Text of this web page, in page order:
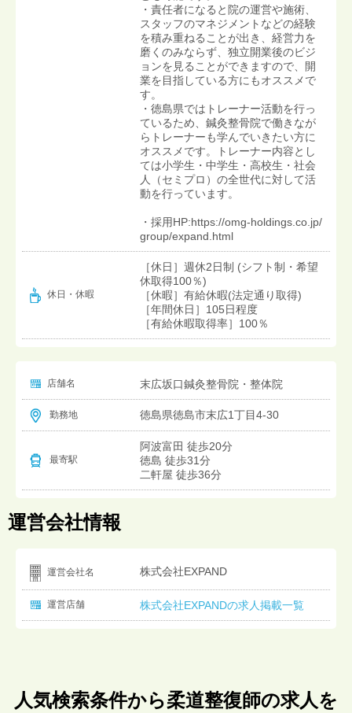
・責任者になると院の運営や施術、
スタッフのマネジメントなどの経験
を積み重ねることが出き、経営力を
磨くのみならず、独立開業後のビジ
ョンを見ることができますので、開
業を目指している方にもオススメで
す。
・徳島県ではトレーナー活動を行っ
ているため、鍼灸整骨院で働きなが
らトレーナーも学んでいきたい方に
オススメです。トレーナー内容とし
ては小学生・中学生・高校生・社会
人（セミプロ）の全世代に対して活
動を行っています。
・採用HP:https://omg-holdings.co.jp/
group/expand.html
休日・休暇
［休日］週休2日制 (シフト制・希望
休取得100％)
［休暇］有給休暇(法定通り取得)
［年間休日］105日程度
［有給休暇取得率］100％
店舗名 末広坂口鍼灸整骨院・整体院
勤務地 徳島県徳島市末広1丁目4-30
最寄駅
阿波富田 徒歩20分
徳島 徒歩31分
二軒屋 徒歩36分
運営会社情報
運営会社名 株式会社EXPAND
運営店舗 株式会社EXPANDの求人掲載一覧
人気検索条件から柔道整復師の求人を